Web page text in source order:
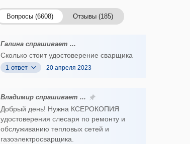
Вопросы (6608) Отзывы (185)
Галина спрашивает ...
Сколько стоит удостоверение сварщика
1 ответ 20 апреля 2023
Владимир спрашивает ...
Добрый день! Нужна КСЕРОКОПИЯ
удостоверения слесаря по ремонту и
обслуживанию тепловых сетей и
газоэлектросварщика.